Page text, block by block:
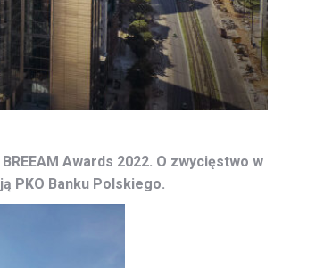
Awards 2022. O zwycięstwo w
PKO Banku Polskiego.